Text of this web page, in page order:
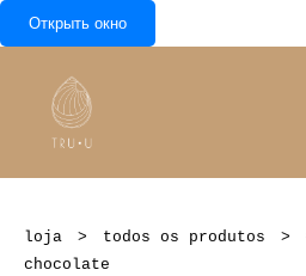
Открыть окно
loja > todos os produtos >
chocolate